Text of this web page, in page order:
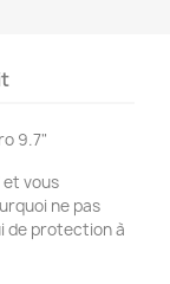
9.7"
et vous
ne pas
de protection à